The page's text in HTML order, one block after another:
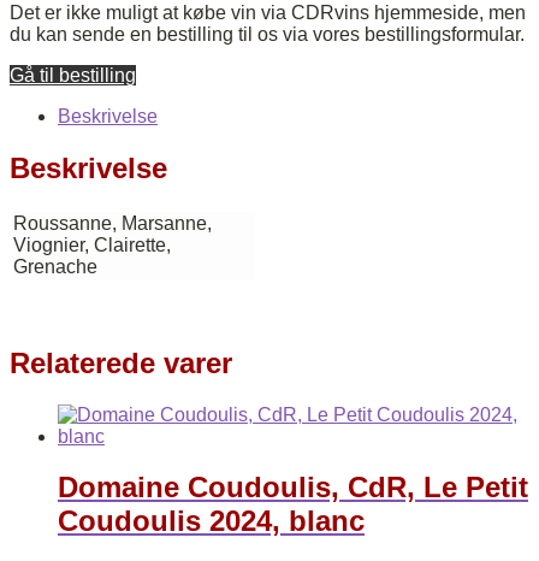
Det er ikke muligt at købe vin via CDRvins hjemmeside, men
du kan sende en bestilling til os via vores bestillingsformular.
Gå til bestilling
Beskrivelse
Beskrivelse
Roussanne, Marsanne,
Viognier, Clairette,
Grenache
Relaterede varer
Domaine Coudoulis, CdR, Le Petit
Coudoulis 2024, blanc